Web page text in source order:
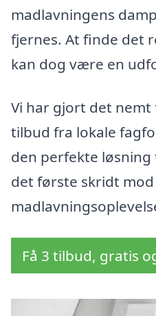
madlavningens
fjernes. At finde det
kan dog være en
Vi har gjort det
tilbud fra lokale
den perfekte
det første skridt
Få 3 tilbud, gratis